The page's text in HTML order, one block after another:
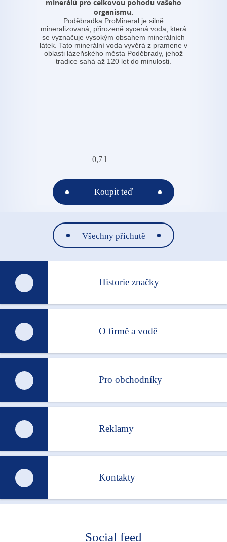
Všechny příchutě
minerálů pro celkovou pohodu vašeho
organismu.
Poděbradka ProMineral je silně
mineralizovaná, přirozeně sycená voda, která
se vyznačuje vysokým obsahem minerálních
látek. Tato minerální voda vyvěrá z pramene v
oblasti lázeňského města Poděbrady, jehož
tradice sahá až 120 let do minulosti.
0,7 l
Koupit teď
Historie značky
O firmě a vodě
Pro obchodníky
Reklamy
Kontakty
Social feed